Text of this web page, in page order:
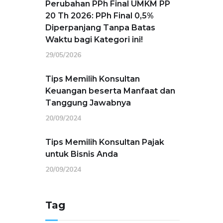
Perubahan PPh Final UMKM PP
20 Th 2026: PPh Final 0,5%
Diperpanjang Tanpa Batas
Waktu bagi Kategori ini!
29/05/2026
Tips Memilih Konsultan
Keuangan beserta Manfaat dan
Tanggung Jawabnya
20/09/2024
Tips Memilih Konsultan Pajak
untuk Bisnis Anda
20/09/2024
Tag